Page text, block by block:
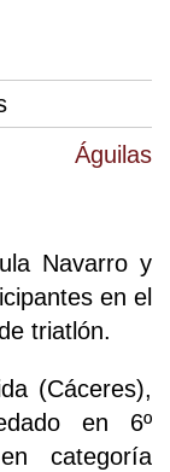
Águilas
Navarro y
en el
triatlón.
(Cáceres),
en 6º
categoría